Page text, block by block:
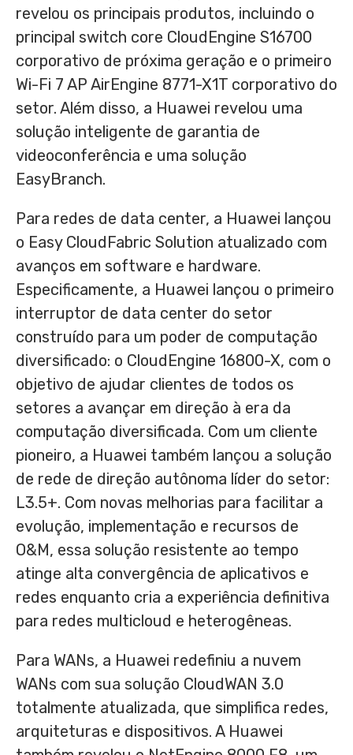
revelou os principais produtos, incluindo o
principal switch core CloudEngine S16700
corporativo de próxima geração e o primeiro
Wi-Fi 7 AP AirEngine 8771-X1T corporativo do
setor. Além disso, a Huawei revelou uma
solução inteligente de garantia de
videoconferência e uma solução
EasyBranch.
Para redes de data center, a Huawei lançou
o Easy CloudFabric Solution atualizado com
avanços em software e hardware.
Especificamente, a Huawei lançou o primeiro
interruptor de data center do setor
construído para um poder de computação
diversificado: o CloudEngine 16800-X, com o
objetivo de ajudar clientes de todos os
setores a avançar em direção à era da
computação diversificada. Com um cliente
pioneiro, a Huawei também lançou a solução
de rede de direção autônoma líder do setor:
L3.5+. Com novas melhorias para facilitar a
evolução, implementação e recursos de
O&M, essa solução resistente ao tempo
atinge alta convergência de aplicativos e
redes enquanto cria a experiência definitiva
para redes multicloud e heterogêneas.
Para WANs, a Huawei redefiniu a nuvem
WANs com sua solução CloudWAN 3.0
totalmente atualizada, que simplifica redes,
arquiteturas e dispositivos. A Huawei